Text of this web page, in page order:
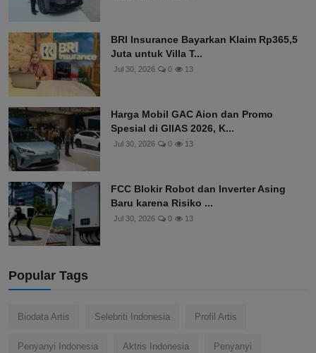
BRI Insurance Bayarkan Klaim Rp365,5
Juta untuk Villa T...
Jul 30, 2026 0 13
Harga Mobil GAC Aion dan Promo
Spesial di GIIAS 2026, K...
Jul 30, 2026 0 13
FCC Blokir Robot dan Inverter Asing
Baru karena Risiko ...
Jul 30, 2026 0 13
Popular Tags
Biodata Artis Selebriti Indonesia Profil Artis
Penyanyi Indonesia Aktris Indonesia Penyanyi